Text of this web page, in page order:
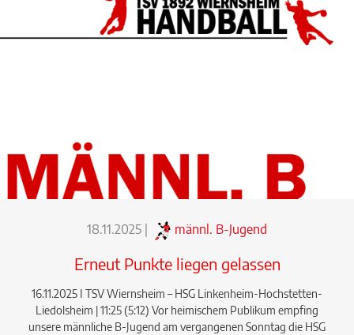
18.11.2025 männl. B-Jugend
Erneut Punkte liegen gelassen
16.11.2025 I TSV Wiernsheim – HSG Linkenheim-Hochstetten-
Liedolsheim | 11:25 (5:12) Vor heimischem Publikum empfing
unsere männliche B-Jugend am vergangenen Sonntag die HSG